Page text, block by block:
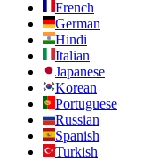
French
German
Hindi
Italian
Japanese
Korean
Portuguese
Russian
Spanish
Turkish